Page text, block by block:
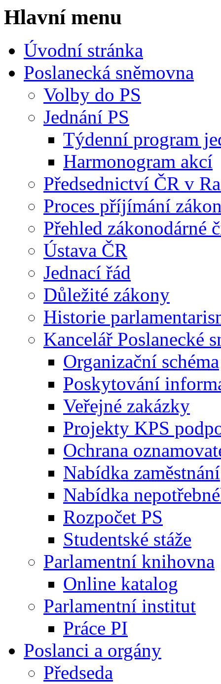
Hlavní menu
Úvodní stránka
Poslanecká sněmovna
Volby do PS
Jednání PS
Týdenní program
Harmonogram akcí
Předsednictví ČR v
Proces příjímání
Přehled zákonodárné
Ústava ČR
Jednací řád
Důležité zákony
Historie
Kancelář Poslanecké
Organizační schéma
Poskytování
Veřejné zakázky
Projekty KPS
Ochrana
Nabídka zaměstnání
Nabídka
Rozpočet PS
Studentské stáže
Parlamentní knihovna
Online katalog
Parlamentní institut
Práce PI
Poslanci a orgány
Předseda